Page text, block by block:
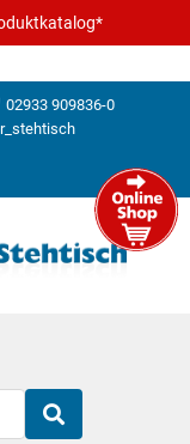
02933 909836-0